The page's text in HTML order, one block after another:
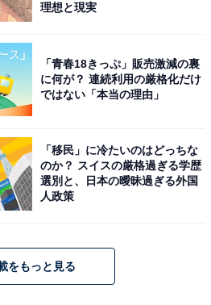
理想と現実
「青春18きっぷ」販売激減の裏
に何が？ 連続利用の厳格化だけ
ではない「本当の理由」
「移民」に冷たいのはどっちな
のか？ スイスの厳格過ぎる学歴
選別と、日本の曖昧過ぎる外国
人政策
をもっと見る